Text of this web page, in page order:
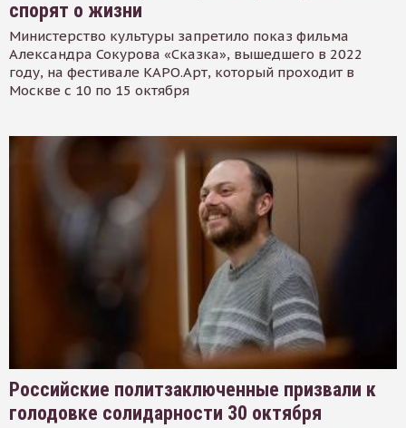
спорят о жизни
Министерство культуры запретило показ фильма
Александра Сокурова «Сказка», вышедшего в 2022
году, на фестивале КАРО.Арт, который проходит в
Москве с 10 по 15 октября
Российские политзаключенные призвали к
голодовке солидарности 30 октября